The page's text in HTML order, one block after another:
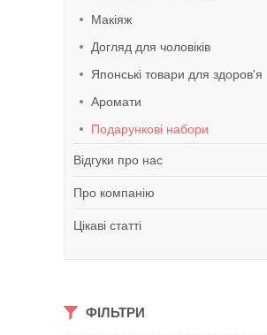
Макіяж
Догляд для чоловіків
Японські товари для здоров'я
Аромати
Подарункові набори
Відгуки про нас
Про компанію
Цікаві статті
ФІЛЬТРИ